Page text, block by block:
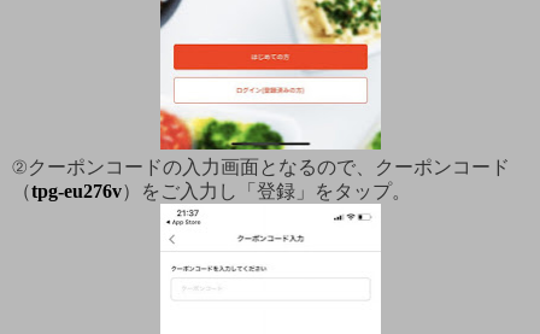
②クーポンコードの入力画面となるので、クーポンコード
（tpg-eu276v）をご入力し「登録」をタップ。